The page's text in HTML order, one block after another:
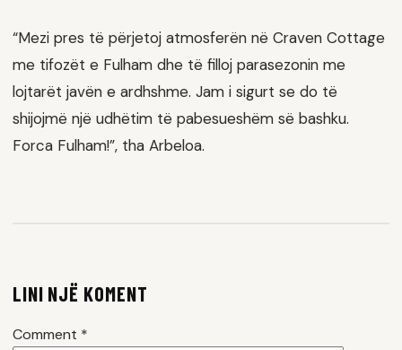
“Mezi pres të përjetoj atmosferën në Craven Cottage
me tifozët e Fulham dhe të filloj parasezonin me
lojtarët javën e ardhshme. Jam i sigurt se do të
shijojmë një udhëtim të pabesueshëm së bashku.
Forca Fulham!”, tha Arbeloa.
LINI NJË KOMENT
Comment *